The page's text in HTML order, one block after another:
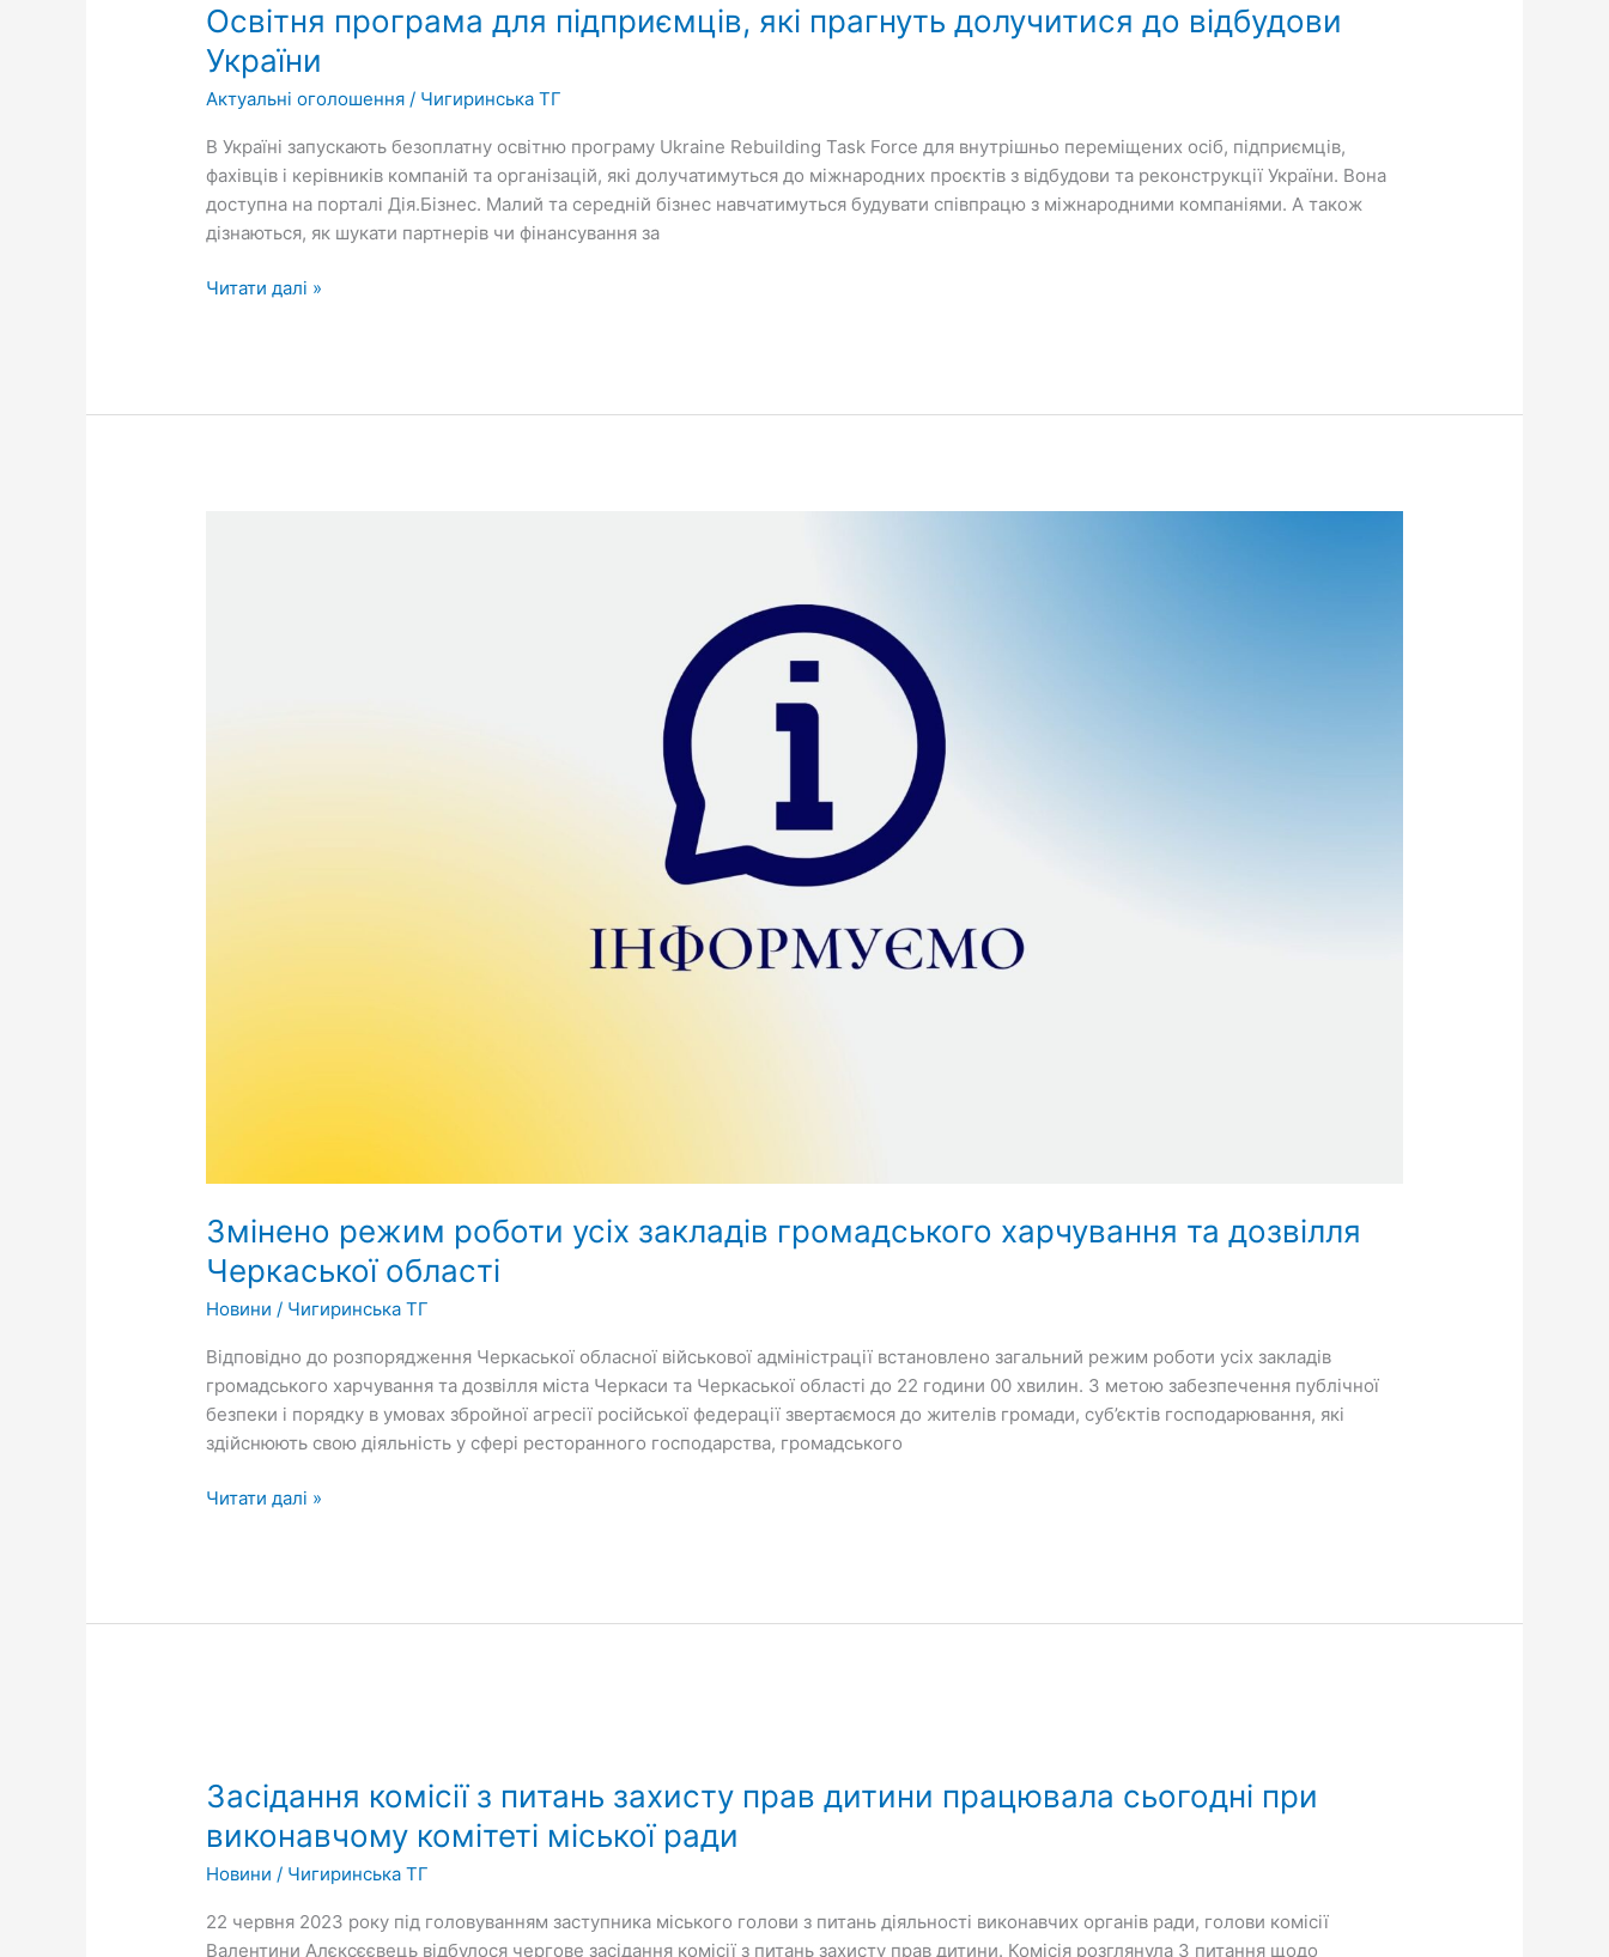
Освітня програма для підприємців, які прагнуть долучитися до відбудови
України
Актуальні оголошення / Чигиринська ТГ
В Україні запускають безоплатну освітню програму Ukraine Rebuilding Task Force для внутрішньо переміщених осіб, підприємців,
фахівців і керівників компаній та організацій, які долучатимуться до міжнародних проєктів з відбудови та реконструкції України. Вона
доступна на порталі Дія.Бізнес. Малий та середній бізнес навчатимуться будувати співпрацю з міжнародними компаніями. А також
дізнаються, як шукати партнерів чи фінансування за
для
підприємців,
які
прагнуть
до
відбудови
України
Читати далі »
Змінено режим роботи усіх закладів громадського харчування та дозвілля
Черкаської області
Новини / Чигиринська ТГ
Відповідно до розпорядження Черкаської обласної військової адміністрації встановлено загальний режим роботи усіх закладів
громадського харчування та дозвілля міста Черкаси та Черкаської області до 22 години 00 хвилин. З метою забезпечення публічної
безпеки і порядку в умовах збройної агресії російської федерації звертаємося до жителів громади, суб’єктів господарювання, які
здійснюють свою діяльність у сфері ресторанного господарства, громадського
Читати далі »
Засідання комісії з питань захисту прав дитини працювала сьогодні при
виконавчому комітеті міської ради
Новини / Чигиринська ТГ
22 червня 2023 року під головуванням заступника міського голови з питань діяльності виконавчих органів ради, голови комісії
Валентини Алєксєєвець відбулося чергове засідання комісії з питань захисту прав дитини. Комісія розглянула 3 питання щодо
з
захисту
прав
працювала